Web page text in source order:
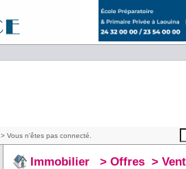
> Vous n'êtes pas connecté.
Immobilier > Offres>